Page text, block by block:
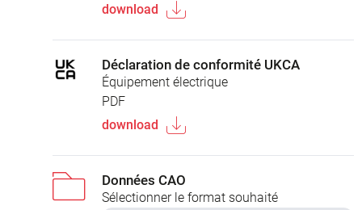
download
Déclaration de conformité UKCA
Équipement électrique
PDF
download
Données CAO
Sélectionner le format souhaité